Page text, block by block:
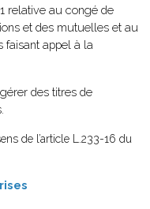
relative au congé de
et des mutuelles et au
faisant appel à la
des titres de
de l’article L.233-16 du